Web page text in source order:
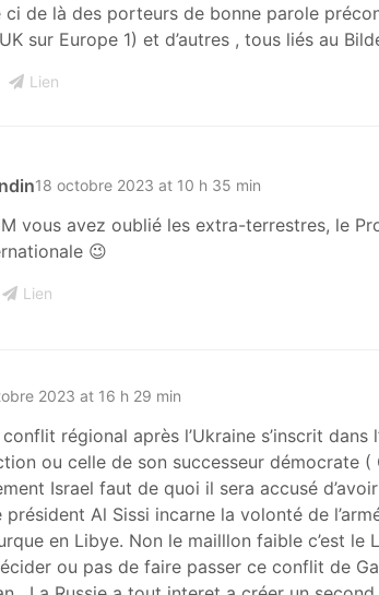
ci de là des porteurs de bonne parole
sur Europe 1) et d’autres , tous liés au
Lien
18 octobre 2023 at 10 h 35 min
vous avez oublié les extra-terrestres, le
😉
Lien
2023 at 16 h 29 min
régional après l’Ukraine s’inscrit
ou celle de son successeur démocrate
Israel faut de quoi il sera accusé
président Al Sissi incarne la volonté de
en Libye. Non le mailllon faible c’est le
ou pas de faire passer ce conflit de